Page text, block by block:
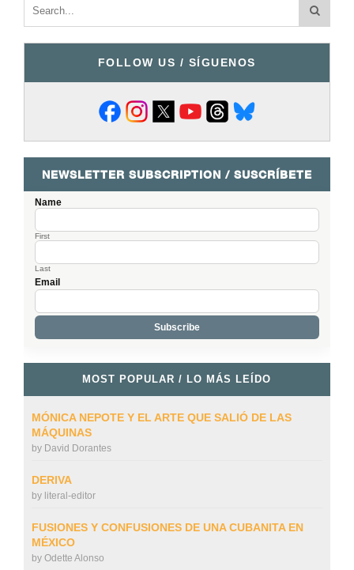
FOLLOW US / SÍGUENOS
NEWSLETTER SUBSCRIPTION / SUSCRÍBETE
Name
First
Last
Email
MOST POPULAR / LO MÁS LEÍDO
MÓNICA NEPOTE Y EL ARTE QUE SALIÓ DE LAS
MÁQUINAS
by David Dorantes
DERIVA
by literal-editor
FUSIONES Y CONFUSIONES DE UNA CUBANITA EN
MÉXICO
by Odette Alonso